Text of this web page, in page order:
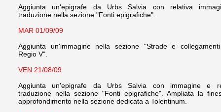
Aggiunta un'epigrafe da Urbs Salvia con relativa
traduzione nella sezione "Fonti epigrafiche".
MAR 01/09/09
Aggiunta un'immagine nella sezione "Strade e
Regio V".
VEN 21/08/09
Aggiunta un'epigrafe da Urbs Salvia con immagine e
traduzione nella sezione "Fonti epigrafiche". Ampliata la
approfondimento nella sezione dedicata a Tolentinum.